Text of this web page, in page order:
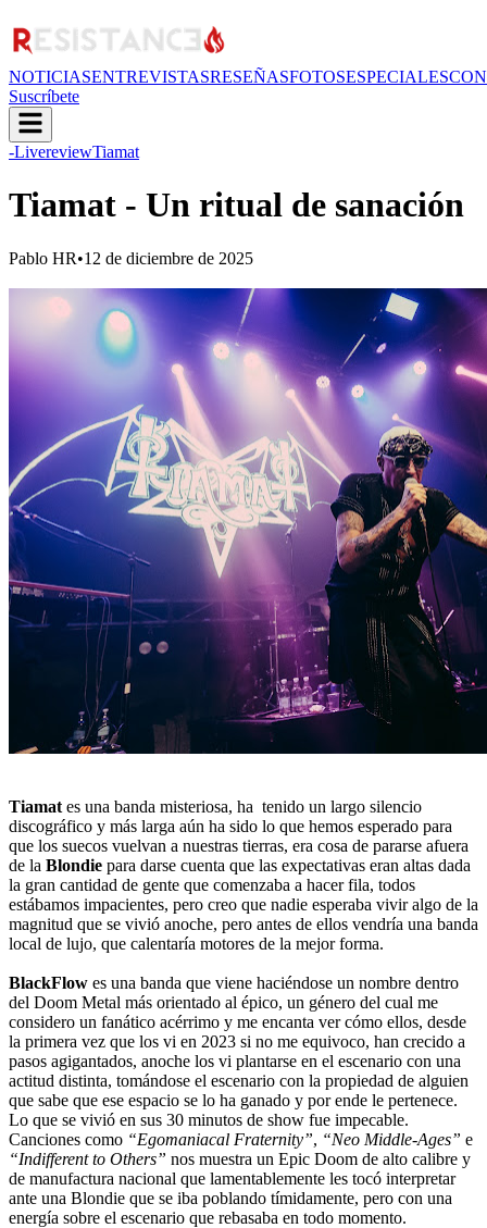
NOTICIASENTREVISTASRESEÑASFOTOSESPECIALES
Suscríbete
-LivereviewTiamat
Tiamat - Un ritual de sanación
Pablo HR•12 de diciembre de 2025
Tiamat es una banda misteriosa, ha tenido un largo silencio
discográfico y más larga aún ha sido lo que hemos esperado para
que los suecos vuelvan a nuestras tierras, era cosa de pararse afuera
de la Blondie para darse cuenta que las expectativas eran altas dada
la gran cantidad de gente que comenzaba a hacer fila, todos
estábamos impacientes, pero creo que nadie esperaba vivir algo de la
magnitud que se vivió anoche, pero antes de ellos vendría una banda
local de lujo, que calentaría motores de la mejor forma.
BlackFlow es una banda que viene haciéndose un nombre dentro
del Doom Metal más orientado al épico, un género del cual me
considero un fanático acérrimo y me encanta ver cómo ellos, desde
la primera vez que los vi en 2023 si no me equivoco, han crecido a
pasos agigantados, anoche los vi plantarse en el escenario con una
actitud distinta, tomándose el escenario con la propiedad de alguien
que sabe que ese espacio se lo ha ganado y por ende le pertenece.
Lo que se vivió en sus 30 minutos de show fue impecable.
Canciones como “Egomaniacal Fraternity”, “Neo Middle-Ages” e
“Indifferent to Others” nos muestra un Epic Doom de alto calibre y
de manufactura nacional que lamentablemente les tocó interpretar
ante una Blondie que se iba poblando tímidamente, pero con una
energía sobre el escenario que rebasaba en todo momento.